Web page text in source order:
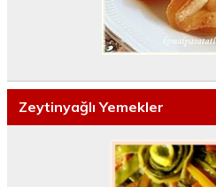
Zeytinyağlı Yemekler